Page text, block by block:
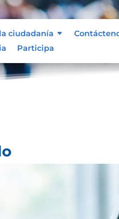
ciudadanía
Participa